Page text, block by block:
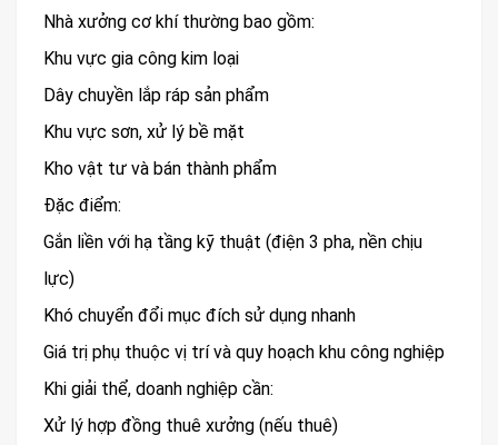
Nhà xưởng cơ khí thường bao gồm:
Khu vực gia công kim loại
Dây chuyền lắp ráp sản phẩm
Khu vực sơn, xử lý bề mặt
Kho vật tư và bán thành phẩm
Đặc điểm:
Gắn liền với hạ tầng kỹ thuật (điện 3 pha, nền chịu
lực)
Khó chuyển đổi mục đích sử dụng nhanh
Giá trị phụ thuộc vị trí và quy hoạch khu công nghiệp
Khi giải thể, doanh nghiệp cần:
Xử lý hợp đồng thuê xưởng (nếu thuê)